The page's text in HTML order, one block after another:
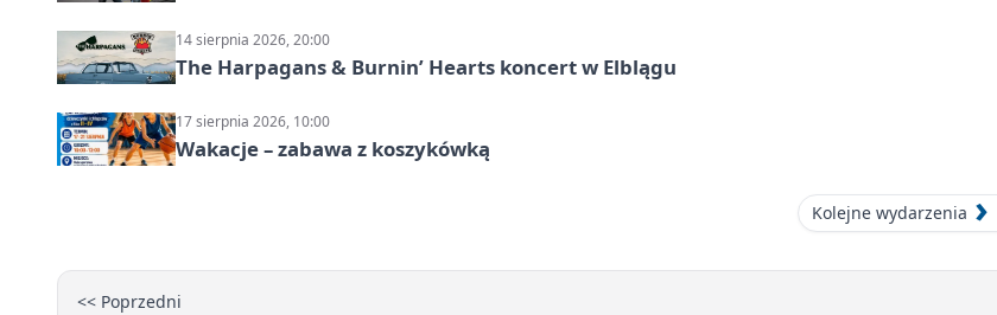
14 sierpnia 2026, 20:00
The Harpagans & Burnin’ Hearts koncert w Elblągu
17 sierpnia 2026, 10:00
Wakacje – zabawa z koszykówką
Kolejne wydarzenia
<< Poprzedni